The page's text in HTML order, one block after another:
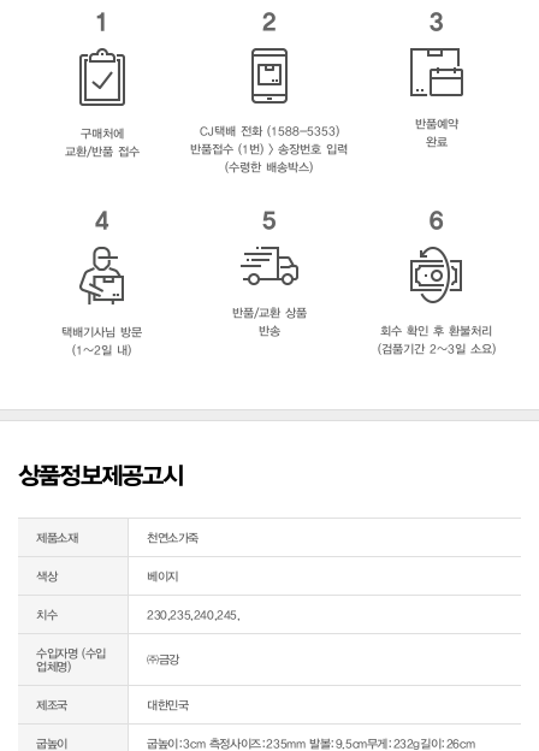
1
구매처에
교환/반품 접수
2
CJ택배 전화 (1588-5353)
반품접수 (1번) > 송장번호 입력
(수령한 배송박스)
3
반품예약
완료
4
택배기사님 방문
(1~2일 내)
5
반품/교환 상품
반송
6
회수 확인 후 환불처리
(검품기간 2~3일 소요)
상품정보제공고시
제품소재 천연소가죽
색상 베이지
치수 230,235,240,245,
수입자명 (수입
업체명)
㈜금강
제조국 대한민국
굽높이 굽높이:3cm 측정사이즈:235mm 발볼:9.5cm무게:232g길이:26cm